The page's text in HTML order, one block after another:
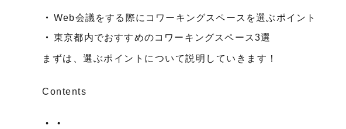
Web会議をする際にコワーキングスペースを選ぶポイント
東京都内でおすすめのコワーキングスペース3選
まずは、選ぶポイントについて説明していきます！
Contents